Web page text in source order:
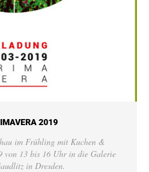
2019
im Frühling mit Kuchen &
von 13 bis 16 Uhr in die Galerie
in Dresden.